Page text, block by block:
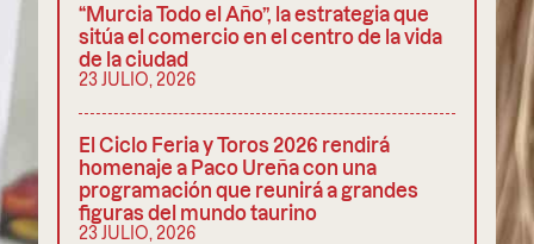
“Murcia Todo el Año”, la estrategia que
sitúa el comercio en el centro de la vida
de la ciudad
23 JULIO, 2026
El Ciclo Feria y Toros 2026 rendirá
homenaje a Paco Ureña con una
programación que reunirá a grandes
figuras del mundo taurino
23 JULIO, 2026